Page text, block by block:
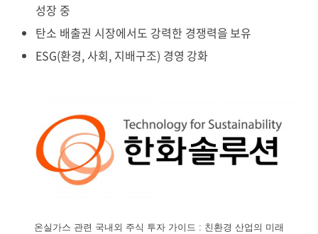
성장 중
탄소 배출권 시장에서도 강력한 경쟁력을 보유
ESG(환경, 사회, 지배구조) 경영 강화
온실가스 관련 국내외 주식 투자 가이드 : 친환경 산업의 미래